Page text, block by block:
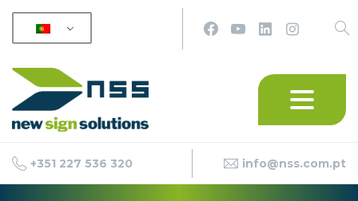
+351 227 536 320 info@nss.com.pt